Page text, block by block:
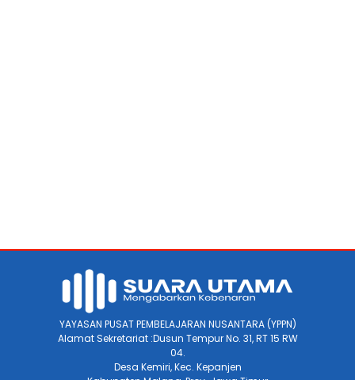
YAYASAN PUSAT PEMBELAJARAN NUSANTARA (YPPN)
Alamat Sekretariat :Dusun Tempur No. 31, RT 15 RW
04.
Desa Kemiri, Kec. Kepanjen